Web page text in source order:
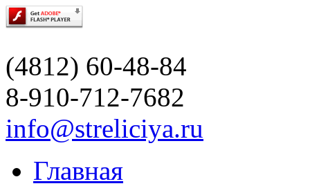
(4812) 60-48-84
8-910-712-7682
info@streliciya.ru
Главная